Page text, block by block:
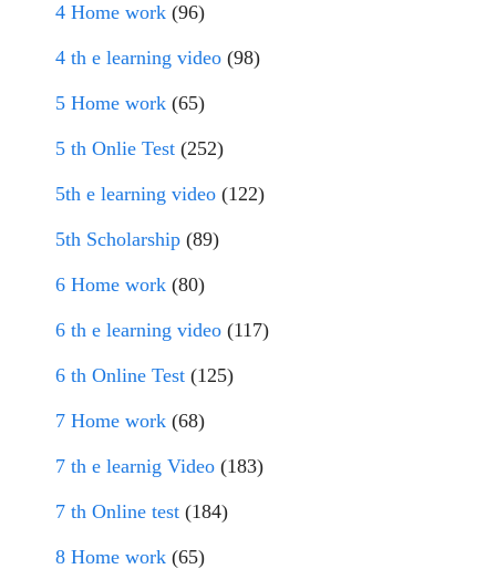
4 Home work (96)
4 th e learning video (98)
5 Home work (65)
5 th Onlie Test (252)
5th e learning video (122)
5th Scholarship (89)
6 Home work (80)
6 th e learning video (117)
6 th Online Test (125)
7 Home work (68)
7 th e learnig Video (183)
7 th Online test (184)
8 Home work (65)